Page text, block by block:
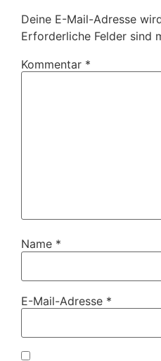
Deine E-Mail-Adresse
Erforderliche Felder sind
Kommentar *
Name *
E-Mail-Adresse *